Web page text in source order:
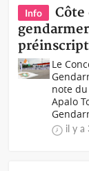
Info
Côte
Le
note du
Apalo
il y a